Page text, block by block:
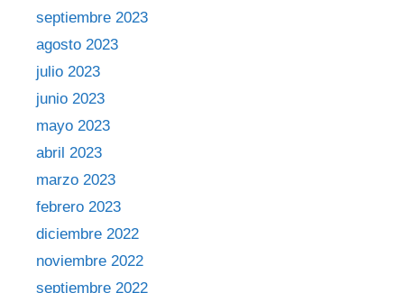
septiembre 2023
agosto 2023
julio 2023
junio 2023
mayo 2023
abril 2023
marzo 2023
febrero 2023
diciembre 2022
noviembre 2022
septiembre 2022